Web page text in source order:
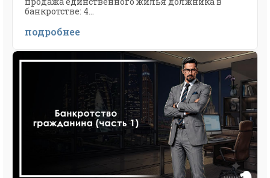
банкротстве: 4...
подробнее